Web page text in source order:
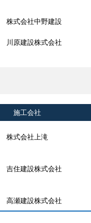
株式会社中野建設
川原建設株式会社
施工会社
株式会社上滝
吉住建設株式会社
高瀬建設株式会社